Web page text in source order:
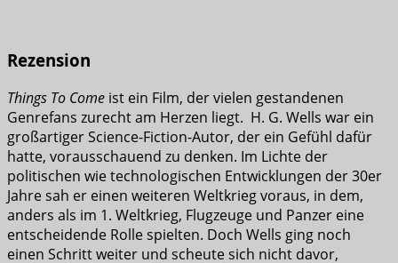
Rezension
Things To Come ist ein Film, der vielen gestandenen
Genrefans zurecht am Herzen liegt. H. G. Wells war ein
großartiger Science-Fiction-Autor, der ein Gefühl dafür
hatte, vorausschauend zu denken. Im Lichte der
politischen wie technologischen Entwicklungen der 30er
Jahre sah er einen weiteren Weltkrieg voraus, in dem,
anders als im 1. Weltkrieg, Flugzeuge und Panzer eine
entscheidende Rolle spielten. Doch Wells ging noch
einen Schritt weiter und scheute sich nicht davor,